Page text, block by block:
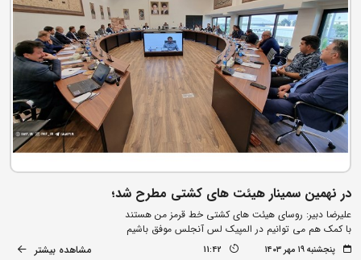
در نهمین سمینار هیئت های کشتی مطرح شد؛
علیرضا دبیر: روسای هیئت های کشتی خط قرمز من هستند
با کمک هم می توانیم در المپیک لس آنجلس موفق باشیم
پنجشنبه ۱۹ مهر ۱۴۰۳ 11:42 مشاهده بیشتر